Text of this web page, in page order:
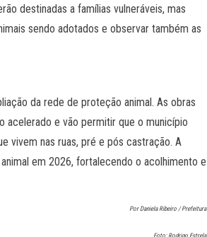
destinadas a famílias vulneráveis, mas
sendo adotados e observar também as
da rede de proteção animal. As obras
acelerado e vão permitir que o município
vivem nas ruas, pré e pós castração. A
em 2026, fortalecendo o acolhimento e
Por Daniela Ribeiro / Prefeitura